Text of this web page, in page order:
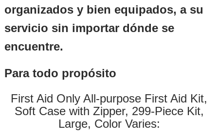
organizados y bien equipados, a su
servicio sin importar dónde se
encuentre.
Para todo propósito
First Aid Only All-purpose First Aid Kit,
Soft Case with Zipper, 299-Piece Kit,
Large, Color Varies: